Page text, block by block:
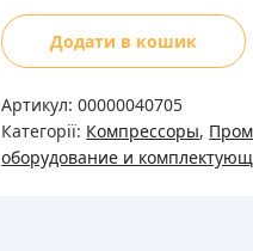
Компрессор
для
SECOP
(DANFOSS)
SC18MLX
Додати в кошик
Артикул:00000040705
Категорії: Компрессоры,
оборудование и